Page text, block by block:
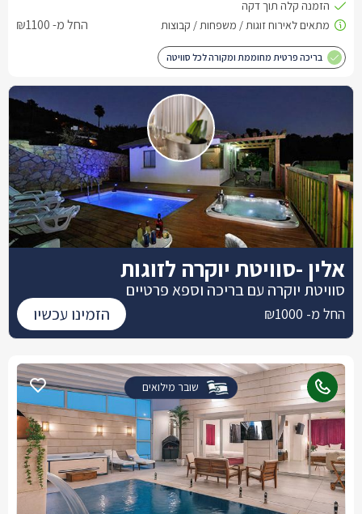
החל מ- ₪1100
בריכה פרטית מחוממת ומקורה לכל סוויטה
שובר מילואים
אלין -סוויטת יוקרה לזוגות
סוויטת יוקרה עם בריכה וספא פרטיים
החל מ- ₪1000 הזמינו עכשיו